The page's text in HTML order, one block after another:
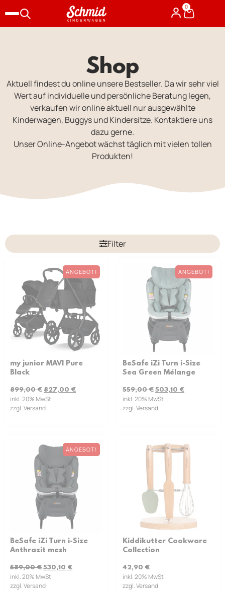
0
Shop
Aktuell findest du online unsere Bestseller. Da wir sehr viel
Wert auf individuelle und persönliche Beratung legen,
verkaufen wir online aktuell nur ausgewählte
Kinderwagen, Buggys und Kindersitze. Kontaktiere uns
dazu gerne.
Unser Online-Angebot wächst täglich mit vielen tollen
Produkten!
Filter
ANGEBOT!
my junior MAVI Pure
Black
899,00€ 827,00 €
inkl. 20% MwSt
zzgl. Versand
ANGEBOT!
BeSafe iZi Turn i-Size
Sea Green Mélange
559,00€ 503,10 €
inkl. 20% MwSt
zzgl. Versand
ANGEBOT!
BeSafe iZi Turn i-Size
Anthrazit mesh
589,00€ 530,10 €
inkl. 20% MwSt
zzgl. Versand
Kiddikutter Cookware
Collection
42,90 €
inkl. 20% MwSt
zzgl. Versand